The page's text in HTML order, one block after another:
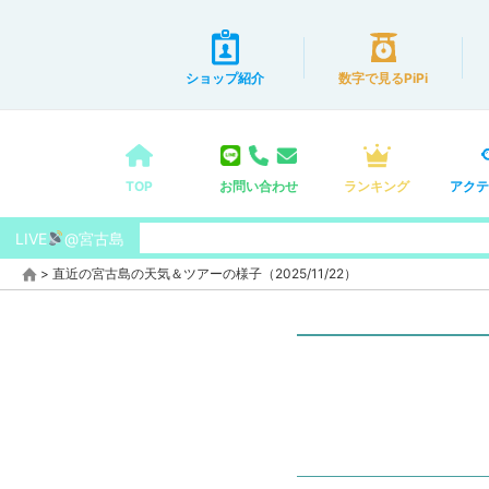
ショップ紹介 数字で見るPiPi
TOP お問い合わせ ランキング アク
LIVE @宮古島
> 直近の宮古島の天気＆ツアーの様子（2025/11/22）